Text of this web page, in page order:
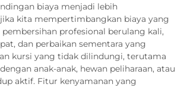
biaya menjadi lebih
kita mempertimbangkan biaya yang
profesional berulang kali,
dan perbaikan sementara yang
kursi yang tidak dilindungi, terutama
anak-anak, hewan peliharaan, atau
aktif. Fitur kenyamanan yang